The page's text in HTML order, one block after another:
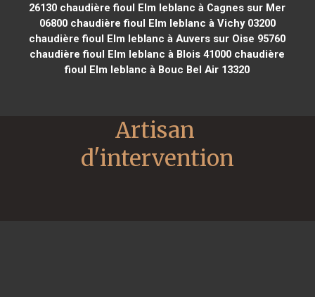
26130 chaudière fioul Elm leblanc à Cagnes sur Mer
06800chaudière fioul Elm leblanc à Vichy 03200
chaudière fioul Elm leblanc à Auvers sur Oise 95760
chaudière fioul Elm leblanc à Blois 41000 chaudière
fioul Elm leblanc à Bouc Bel Air 13320
Artisan
d'intervention